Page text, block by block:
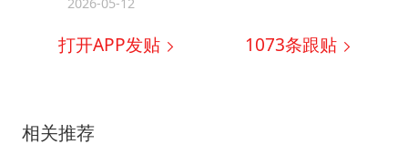
打开APP发贴 1073条跟贴
相关推荐